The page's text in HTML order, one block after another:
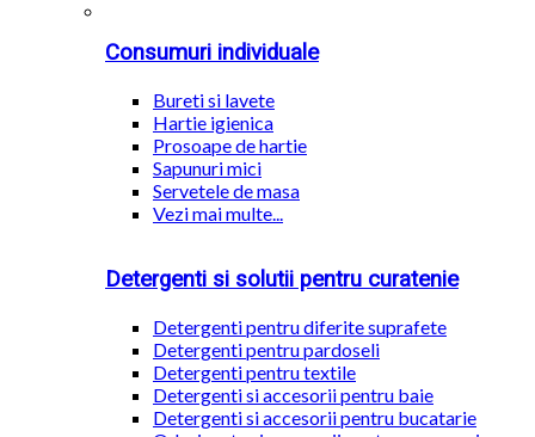
Consumuri individuale
Bureti si lavete
Hartie igienica
Prosoape de hartie
Sapunuri mici
Servetele de masa
Vezi mai multe...
Detergenti si solutii pentru curatenie
Detergenti pentru diferite suprafete
Detergenti pentru pardoseli
Detergenti pentru textile
Detergenti si accesorii pentru baie
Detergenti si accesorii pentru bucatarie